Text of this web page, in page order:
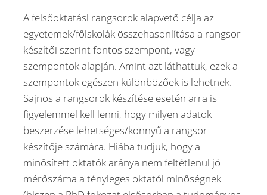
A felsőoktatási rangsorok alapvető célja az
egyetemek/főiskolák összehasonlítása a rangsor
készítői szerint fontos szempont, vagy
szempontok alapján. Amint azt láthattuk, ezek a
szempontok egészen különbözőek is lehetnek.
Sajnos a rangsorok készítése esetén arra is
figyelemmel kell lenni, hogy milyen adatok
beszerzése lehetséges/könnyű a rangsor
készítője számára. Hiába tudjuk, hogy a
minősített oktatók aránya nem feltétlenül jó
mérőszáma a tényleges oktatói minőségnek